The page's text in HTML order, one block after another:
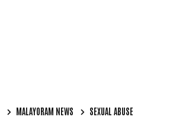
MALAYORAM NEWS SEXUAL ABUSE